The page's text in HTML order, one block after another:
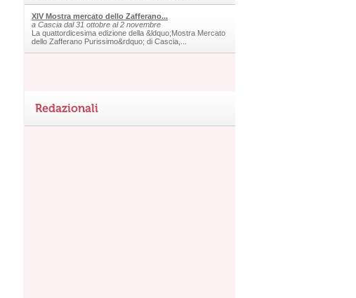
XIV Mostra mercato dello Zafferano...
a Cascia dal 31 ottobre al 2 novembre
La quattordicesima edizione della &ldquo;Mostra Mercato
dello Zafferano Purissimo&rdquo; di Cascia,...
Redazionali